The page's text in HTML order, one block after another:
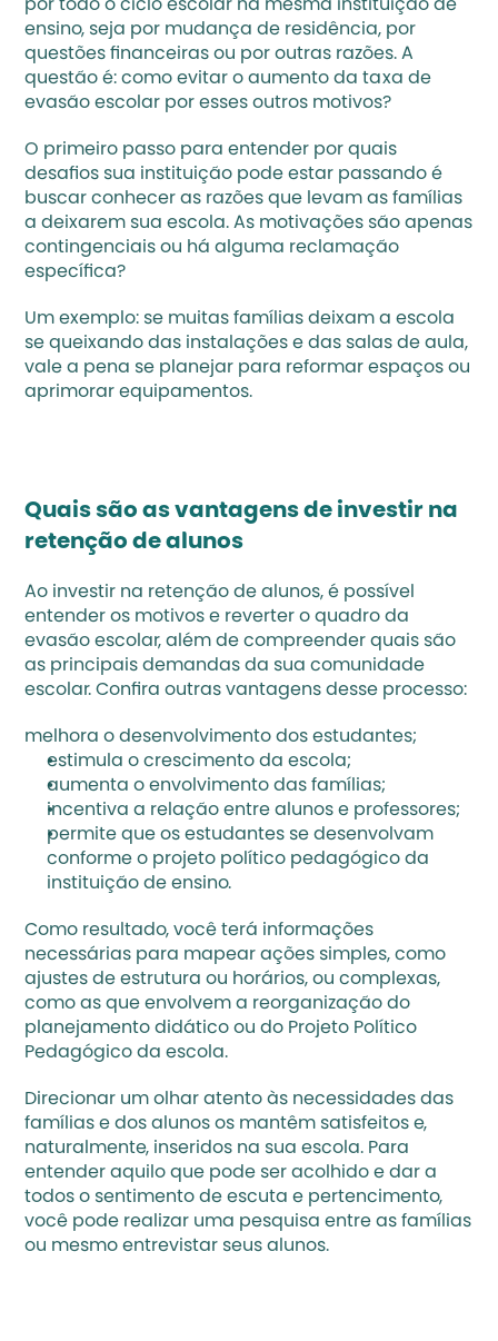
por todo o ciclo escolar na mesma instituição de
ensino, seja por mudança de residência, por
questões financeiras ou por outras razões. A
questão é: como evitar o aumento da taxa de
evasão escolar por esses outros motivos?
O primeiro passo para entender por quais
desafios sua instituição pode estar passando é
buscar conhecer as razões que levam as famílias
a deixarem sua escola. As motivações são apenas
contingenciais ou há alguma reclamação
específica?
Um exemplo: se muitas famílias deixam a escola
se queixando das instalações e das salas de aula,
vale a pena se planejar para reformar espaços ou
aprimorar equipamentos.
Quais são as vantagens de investir na
retenção de alunos
Ao investir na retenção de alunos, é possível
entender os motivos e reverter o quadro da
evasão escolar, além de compreender quais são
as principais demandas da sua comunidade
escolar. Confira outras vantagens desse processo:
melhora o desenvolvimento dos estudantes;
estimula o crescimento da escola;
aumenta o envolvimento das famílias;
incentiva a relação entre alunos e professores;
permite que os estudantes se desenvolvam
conforme o projeto político pedagógico da
instituição de ensino.
Como resultado, você terá informações
necessárias para mapear ações simples, como
ajustes de estrutura ou horários, ou complexas,
como as que envolvem a reorganização do
planejamento didático ou do Projeto Político
Pedagógico da escola.
Direcionar um olhar atento às necessidades das
famílias e dos alunos os mantêm satisfeitos e,
naturalmente, inseridos na sua escola. Para
entender aquilo que pode ser acolhido e dar a
todos o sentimento de escuta e pertencimento,
você pode realizar uma pesquisa entre as famílias
ou mesmo entrevistar seus alunos.